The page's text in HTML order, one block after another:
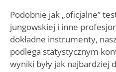
Podobnie jak „oficjalne”
jungowskiej i inne
dokładne instrumenty,
podlega statystycznym
wyniki były jak najbardziej